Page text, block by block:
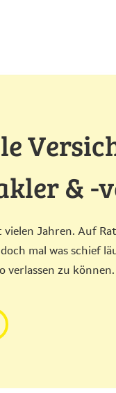
& -
Jahren. Auf
mal was schief
verlassen zu können.